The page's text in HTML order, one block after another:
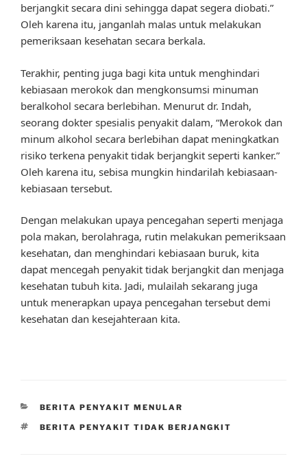
berjangkit secara dini sehingga dapat segera diobati.”
Oleh karena itu, janganlah malas untuk melakukan
pemeriksaan kesehatan secara berkala.
Terakhir, penting juga bagi kita untuk menghindari
kebiasaan merokok dan mengkonsumsi minuman
beralkohol secara berlebihan. Menurut dr. Indah,
seorang dokter spesialis penyakit dalam, “Merokok dan
minum alkohol secara berlebihan dapat meningkatkan
risiko terkena penyakit tidak berjangkit seperti kanker.”
Oleh karena itu, sebisa mungkin hindarilah kebiasaan-
kebiasaan tersebut.
Dengan melakukan upaya pencegahan seperti menjaga
pola makan, berolahraga, rutin melakukan pemeriksaan
kesehatan, dan menghindari kebiasaan buruk, kita
dapat mencegah penyakit tidak berjangkit dan menjaga
kesehatan tubuh kita. Jadi, mulailah sekarang juga
untuk menerapkan upaya pencegahan tersebut demi
kesehatan dan kesejahteraan kita.
CATEGORIES
BERITA PENYAKIT MENULAR
TAGS
BERITA PENYAKIT TIDAK BERJANGKIT